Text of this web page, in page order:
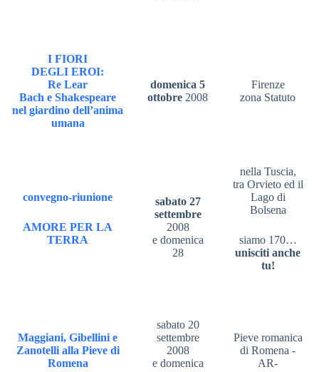
I FIORI
DEGLI EROI:
Re Lear
Bach e Shakespeare
nel giardino dell’anima
umana
domenica 5
ottobre 2008
Firenze
zona Statuto
convegno-riunione
AMORE PER LA
TERRA
sabato 27
settembre
2008
e domenica
28
nella Tuscia,
tra Orvieto ed il
Lago di
Bolsena
siamo 170…
unisciti anche
tu!
Maggiani, Gibellini e
Zanotelli alla Pieve di
Romena
sabato 20
settembre
2008
e domenica
Pieve romanica
di Romena -
AR-